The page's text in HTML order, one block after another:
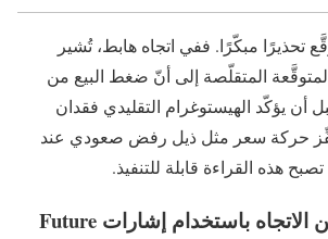
تحذيرًا مبكّرًا. ففي اتجاه هابط، تُشير
المتقلّصة إلى أنّ ضغط البيع من
أن يؤكّد الهيستوغرام التقليدي فقدان
حركة سعر مثل ذيل رفض صعودي عند
هذه القراءة قابلة للتنفيذ.
الكشف المبكّر عن الاتجاه باستخدام إشارات Future